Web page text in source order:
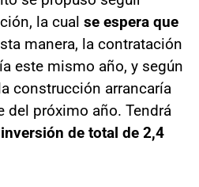
la cual se espera que
manera, la contratación
este mismo año, y según
construcción arrancaría
del próximo año. Tendrá
de total de 2,4